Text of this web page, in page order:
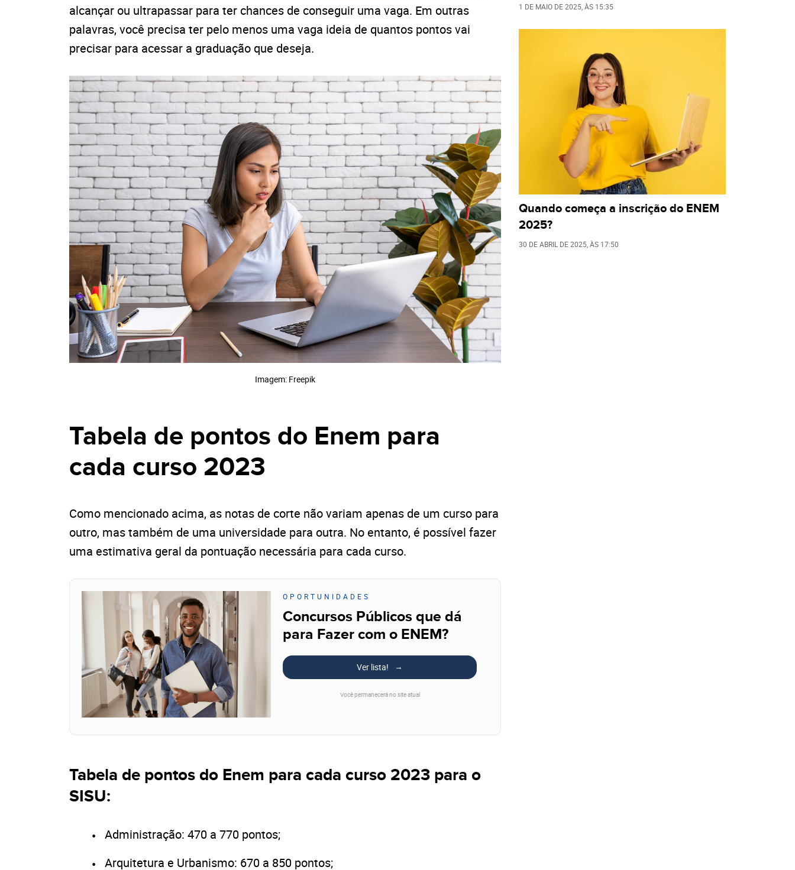
alcançar ou ultrapassar para ter chances de conseguir uma vaga. Em outras
palavras, você precisa ter pelo menos uma vaga ideia de quantos pontos vai
precisar para acessar a graduação que deseja.
Imagem: Freepik
Tabela de pontos do Enem para
cada curso 2023
Como mencionado acima, as notas de corte não variam apenas de um curso para
outro, mas também de uma universidade para outra. No entanto, é possível fazer
uma estimativa geral da pontuação necessária para cada curso.
OPORTUNIDADES
Concursos Públicos que dá
para Fazer com o ENEM?
Ver lista!
Você permanecerá no site atual
Tabela de pontos do Enem para cada curso 2023 para o
SISU:
Administração: 470 a 770 pontos;
Arquitetura e Urbanismo: 670 a 850 pontos;
1 DE MAIO DE 2025 , ÀS 15:35
Quando começa a inscrição do ENEM
2025?
30 DE ABRIL DE 2025 , ÀS 17:50